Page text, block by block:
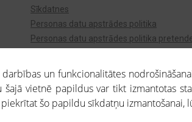
Sīkdatnes
Personas datu apstrādes politika
Personas datu apstrādes politika
un funkcionalitātes
vietnē papildus var tikt izmantotas
piekrītat šo papildu sīkdatņu izmantošanai,